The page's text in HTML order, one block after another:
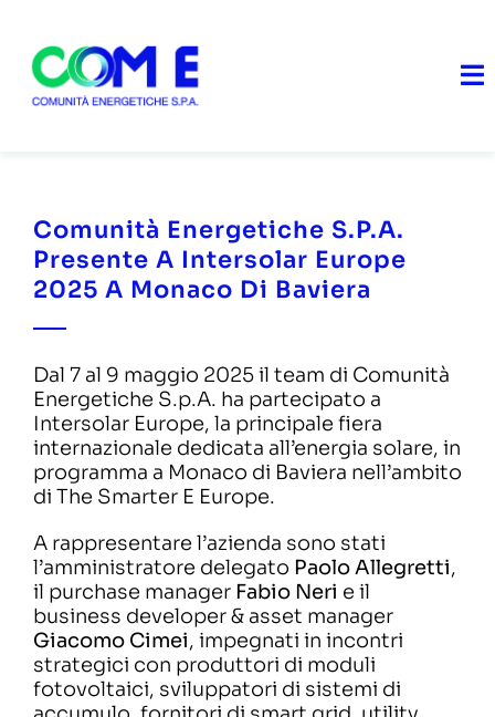
content
Chi Siamo
Cosa facciamo
Diventa Partner
News & Doc
Lavora con noi
Contatti
Comunità Energetiche S.p.A.
Presente A Intersolar Europe
2025 A Monaco Di Baviera
Dal 7 al 9 maggio 2025 il team di Comunità
Energetiche S.p.A. ha partecipato a
Intersolar Europe, la principale fiera
internazionale dedicata all’energia solare, in
programma a Monaco di Baviera nell’ambito
di The Smarter E Europe.
A rappresentare l’azienda sono stati
l’amministratore delegato Paolo Allegretti,
il purchase manager Fabio Neri e il
business developer & asset manager
Giacomo Cimei, impegnati in incontri
strategici con produttori di moduli
fotovoltaici, sviluppatori di sistemi di